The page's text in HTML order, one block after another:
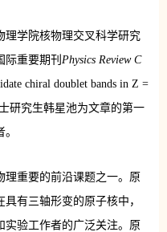
理学院核物理交叉科学研究
际重要期刊 Physics Review C
chiral doublet bands in Z =
研究生韩星池为文章的第一
理重要的前沿课题之一。原
有三轴形变的原子核中，
实验工作者的广泛关注。原